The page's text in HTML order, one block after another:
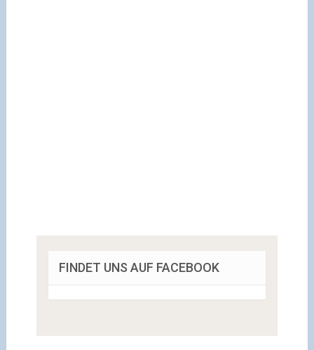
FINDET UNS AUF FACEBOOK